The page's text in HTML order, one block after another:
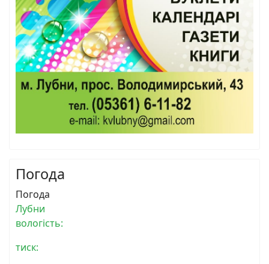
Погода
Погода
Лубни
вологість:
тиск: